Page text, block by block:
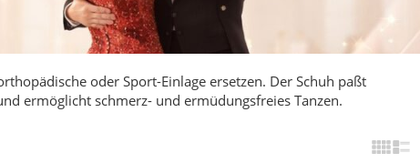
oder Sport-Einlage ersetzen. Der Schuh paßt
ermöglicht schmerz- und ermüdungsfreies Tanzen.